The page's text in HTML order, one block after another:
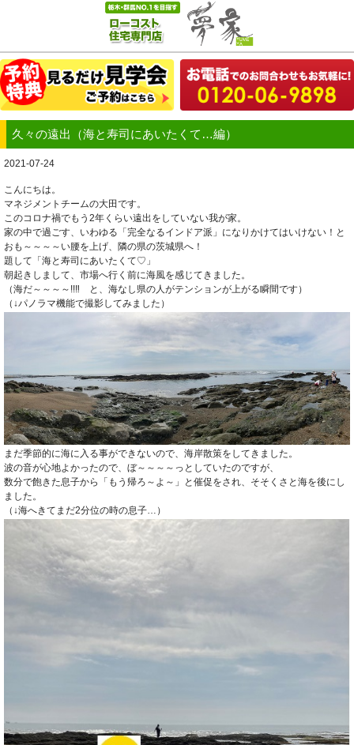
久々の遠出（海と寿司にあいたくて…編）
2021-07-24
こんにちは。
マネジメントチームの大田です。
このコロナ禍でもう2年くらい遠出をしていない我が家。
家の中で過ごす、いわゆる「完全なるインドア派」になりかけてはいけない！と
おも～～～～い腰を上げ、隣の県の茨城県へ！
題して「海と寿司にあいたくて♡」
朝起きしまして、市場へ行く前に海風を感じてきました。
（海だ～～～～!!‼ と、海なし県の人がテンションが上がる瞬間です）
（↓パノラマ機能で撮影してみました）
まだ季節的に海に入る事ができないので、海岸散策をしてきました。
波の音が心地よかったので、ぼ～～～～っとしていたのですが、
数分で飽きた息子から「もう帰ろ～よ～」と催促をされ、そそくさと海を後にし
ました。
（↓海へきてまだ2分位の時の息子…）